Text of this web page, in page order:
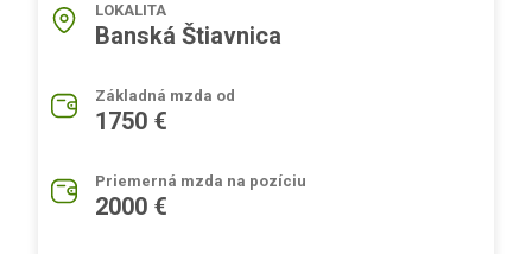
LOKALITA
Banská Štiavnica
Základná mzda od
1750 €
Priemerná mzda na pozíciu
2000 €